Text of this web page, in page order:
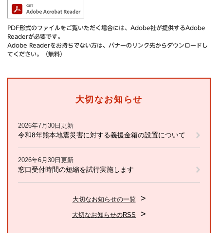
PDF形式のファイルをご覧いただく場合には、Adobe社が提供するAdobe
Readerが必要です。
Adobe Readerをお持ちでない方は、バナーのリンク先からダウンロードし
てください。（無料）
大切なお知らせ
2026年7月30日更新
令和8年熊本地震災害に対する義援金箱の設置について
2026年6月30日更新
窓口受付時間の短縮を試行実施します
大切なお知らせの一覧
大切なお知らせのRSS